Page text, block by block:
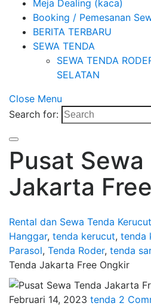
Meja Dealing (kaca)
Booking / Pemesanan
BERITA TERBARU
SEWA TENDA
SEWA TENDA
SELATAN
Close Menu
Search for:
Pusat Sewa
Jakarta
Rental dan Sewa Tenda Kerucut
Hanggar, tenda kerucut, tenda
Parasol, Tenda Roder, tenda
Tenda Jakarta Free Ongkir
Februari 14, 2023 tenda 2